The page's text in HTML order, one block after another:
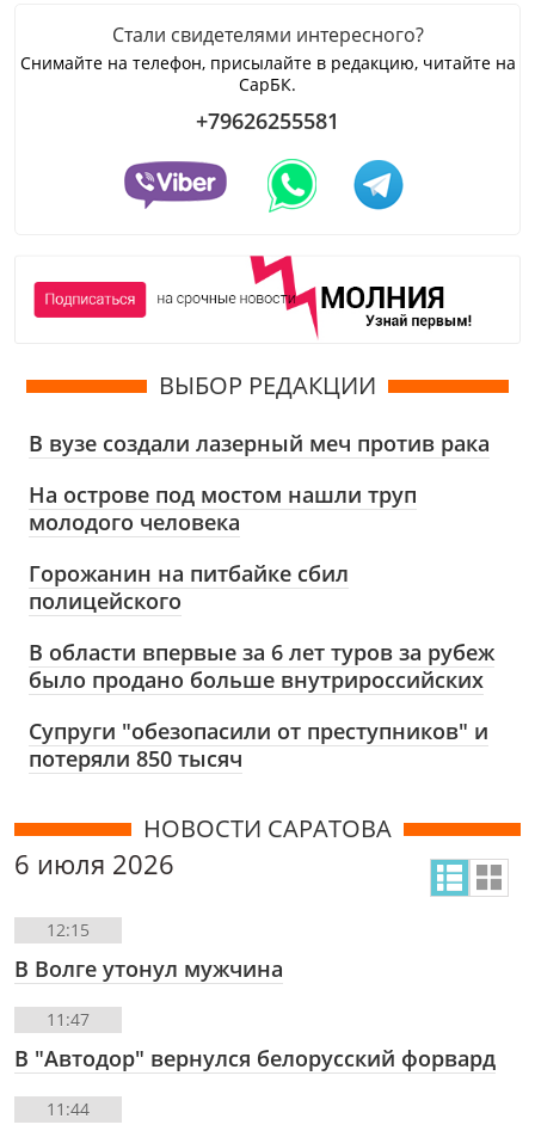
Стали свидетелями интересного?
Снимайте на телефон, присылайте в редакцию, читайте на
СарБК.
+79626255581
ВЫБОР РЕДАКЦИИ
В вузе создали лазерный меч против рака
На острове под мостом нашли труп
молодого человека
Горожанин на питбайке сбил
полицейского
В области впервые за 6 лет туров за рубеж
было продано больше внутрироссийских
Супруги "обезопасили от преступников" и
потеряли 850 тысяч
НОВОСТИ САРАТОВА
6 июля 2026
12:15
В Волге утонул мужчина
11:47
В "Автодор" вернулся белорусский форвард
11:44